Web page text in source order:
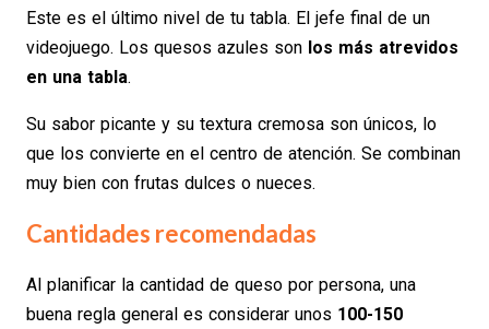
Este es el último nivel de tu tabla. El jefe final de un
videojuego. Los quesos azules son los más atrevidos
en una tabla.
Su sabor picante y su textura cremosa son únicos, lo
que los convierte en el centro de atención. Se combinan
muy bien con frutas dulces o nueces.
Cantidades recomendadas
Al planificar la cantidad de queso por persona, una
buena regla general es considerar unos 100-150